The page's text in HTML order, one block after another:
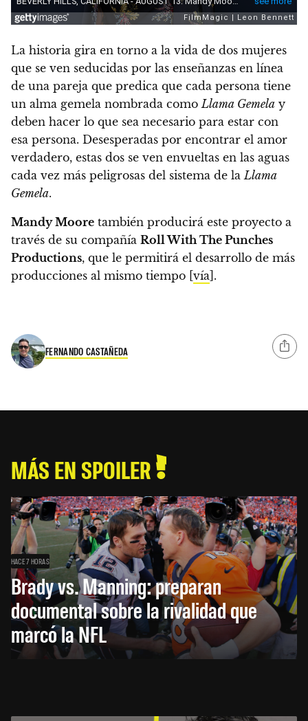
La historia gira en torno a la vida de dos mujeres
que se ven seducidas por las enseñanzas en línea
de una pareja que predica que cada persona tiene
un alma gemela nombrada como Llama Gemela y
deben hacer lo que sea necesario para estar con
esa persona. Desesperadas por encontrar el amor
verdadero, estas dos se ven envueltas en las aguas
cada vez más peligrosas del sistema de la Llama
Gemela.
Mandy Moore también producirá este proyecto a
través de su compañía Roll With The Punches
Productions, que le permitirá el desarrollo de más
producciones al mismo tiempo [vía].
FERNANDO CASTAÑEDA
MÁS EN SPOILER
HACE 7 HORAS
Brady vs. Manning: preparan
documental sobre la rivalidad que
marcó la NFL